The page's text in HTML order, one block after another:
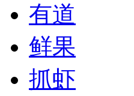
有道
鲜果
抓虾